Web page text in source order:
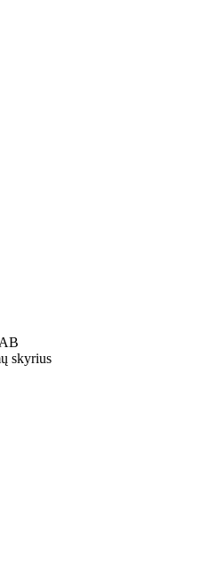
skyrius